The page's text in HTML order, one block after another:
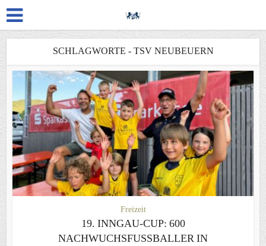
SCHLAGWORTE - TSV NEUBEUERN
Freizeit
19. INNGAU-CUP: 600
NACHWUCHSFUSSBALLER IN N